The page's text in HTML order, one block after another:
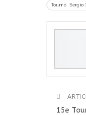
Tournoi Sergio
15e